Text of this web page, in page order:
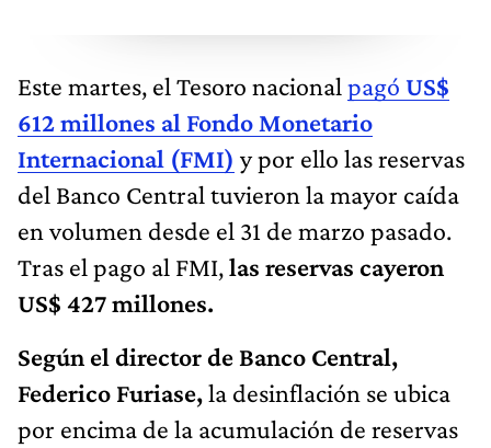
Este martes, el Tesoro nacional pagó US$
612 millones al Fondo Monetario
Internacional (FMI) y por ello las reservas
del Banco Central tuvieron la mayor caída
en volumen desde el 31 de marzo pasado.
Tras el pago al FMI,las reservas cayeron
US$ 427 millones.
Según el director de Banco Central,
Federico Furiase,la desinflación se ubica
por encima de la acumulación de reservas